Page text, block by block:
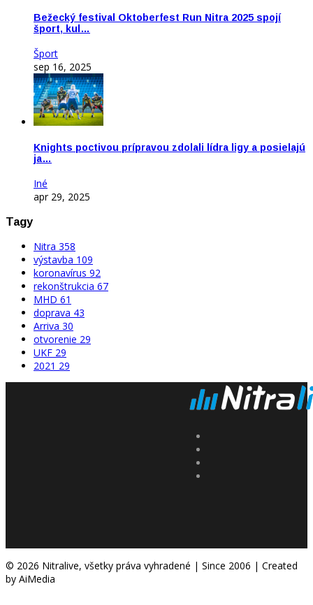
Bežecký festival Oktoberfest Run Nitra 2025 spojí
šport, kul…
Šport
sep 16, 2025
Knights poctivou prípravou zdolali lídra ligy a posielajú
ja…
Iné
apr 29, 2025
Tagy
Nitra 358
výstavba 109
koronavírus 92
rekonštrukcia 67
MHD 61
doprava 43
Arriva 30
otvorenie 29
UKF 29
2021 29
© 2026 Nitralive, všetky práva vyhradené | Since 2006 | Created
by AiMedia